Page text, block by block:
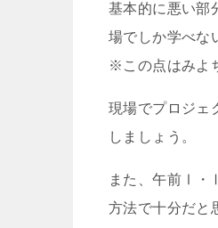
基本的に悪い部
場でしか学べな
※この点はみよ
現場でプロジェ
しましょう。
また、午前Ⅰ・
方法で十分だと